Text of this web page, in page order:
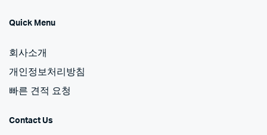
Quick Menu
회사소개
개인정보처리방침
빠른 견적 요청
Contact Us